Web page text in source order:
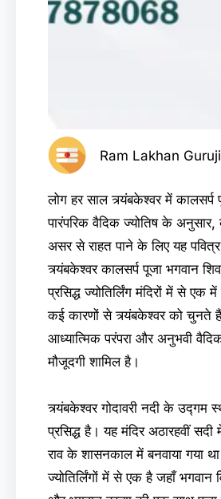
Ram Lakhan Guruji
लोग हर साल त्र्यंबकेश्वर में
पारंपरिक वैदिक ज्योतिष के अनुसार,
असर से राहत पाने के लिए यह
त्र्यंबकेश्वर कालसर्प पूजा भगवान
प्रसिद्ध ज्योतिर्लिंग मंदिरों में से एक
कई कारणों से त्र्यंबकेश्वर को चुनते
आध्यात्मिक परंपरा और अनुभवी
मौजूदगी शामिल है।
त्र्यंबकेश्वर गोदावरी नदी के
प्रसिद्ध है। यह मंदिर अठारहवीं सदी
राव के शासनकाल में बनवाया गया
ज्योतिर्लिंगों में से एक है जहाँ भगवान